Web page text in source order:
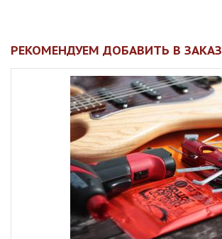
РЕКОМЕНДУЕМ ДОБАВИТЬ В ЗАКАЗ